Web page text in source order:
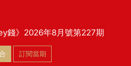
錢》2026年8月號第227期
訂閱當期